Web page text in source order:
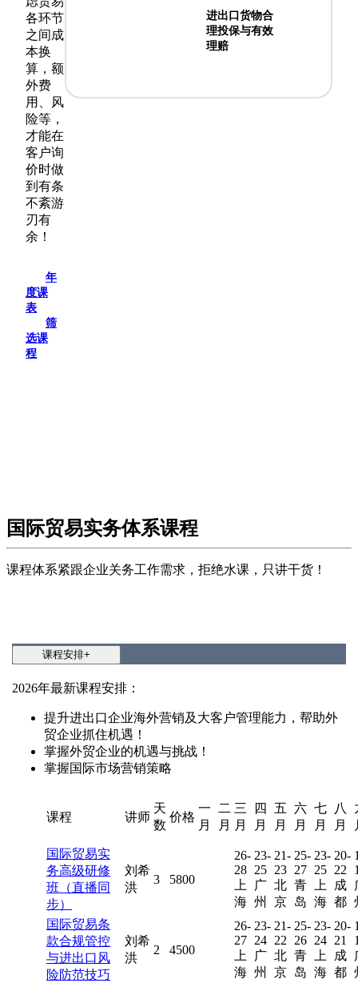
各环节
之间成
本换
算，额
外费
用、风
险等，
才能在
客户询
价时做
到有条
不紊游
刃有
余！
年
度课
表
筛
选课
程
进出口货物合
理投保与有效
理赔
国际贸易实务体系课程
课程体系紧跟企业关务工作需求，拒绝水课，只讲干货！
课程安排+
2026年最新课程安排：
提升进出口企业海外营销及大客户管理能力，帮助外
贸企业抓住机遇！
掌握外贸企业的机遇与挑战！
掌握国际市场营销策略
课程 讲师
天
数
价格
一
月
二
月
三
月
四
月
五
月
六
月
七
月
八
月
国际贸易实
务高级研修
班（直播同
步）
刘希
洪
3 5800
26-
28
上
海
23-
25
广
州
21-
23
北
京
25-
27
青
岛
23-
25
上
海
20-
22
成
都
国际贸易条
款合规管控
与进出口风
险防范技巧
刘希
洪
2 4500
26-
27
上
海
23-
24
广
州
21-
22
北
京
25-
26
青
岛
23-
24
上
海
20-
21
成
都